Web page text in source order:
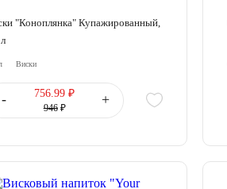
"Коноплянка" Купажированный,
Виски
- 756.99 ₽
946₽
+